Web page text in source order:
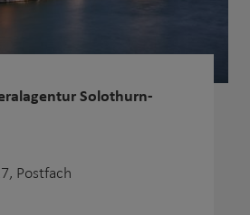
Solothurn-
Postfach